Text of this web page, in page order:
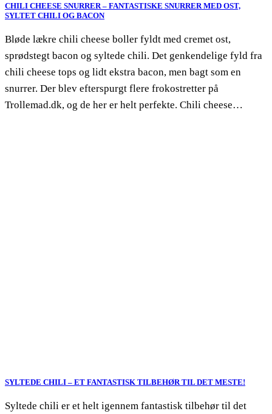
CHILI CHEESE SNURRER – FANTASTISKE SNURRER MED OST,
SYLTET CHILI OG BACON
Bløde lækre chili cheese boller fyldt med cremet ost,
sprødstegt bacon og syltede chili. Det genkendelige fyld fra
chili cheese tops og lidt ekstra bacon, men bagt som en
snurrer. Der blev efterspurgt flere frokostretter på
Trollemad.dk, og de her er helt perfekte. Chili cheese…
SYLTEDE CHILI – ET FANTASTISK TILBEHØR TIL DET MESTE!
Syltede chili er et helt igennem fantastisk tilbehør til det